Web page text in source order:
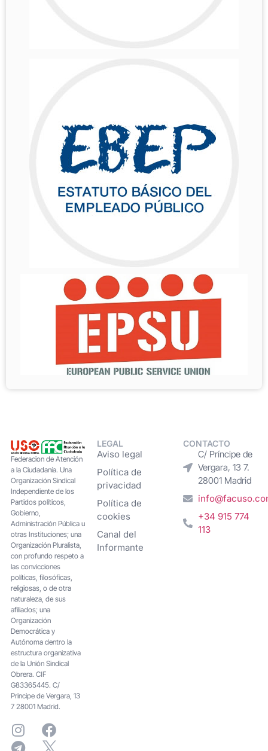
Federacion de Atención
a la Ciudadanía. Una
Organización Sindical
Independiente de los
Partidos políticos,
Gobierno,
Administración Pública u
otras Instituciones; una
Organización Pluralista,
con profundo respeto a
las convicciones
políticas, filosóficas,
religiosas, o de otra
naturaleza, de sus
afiliados; una
Organización
Democrática y
Autónoma dentro la
estructura organizativa
de la Unión Sindical
Obrera. CIF
G83365445. C/
Principe de Vergara, 13
7 28001 Madrid.
LEGAL
Aviso legal
Política de
privacidad
Política de
cookies
Canal del
Informante
CONTACTO
C/ Príncipe de
Vergara, 13 7.
28001 Madrid
+34 915 774
113